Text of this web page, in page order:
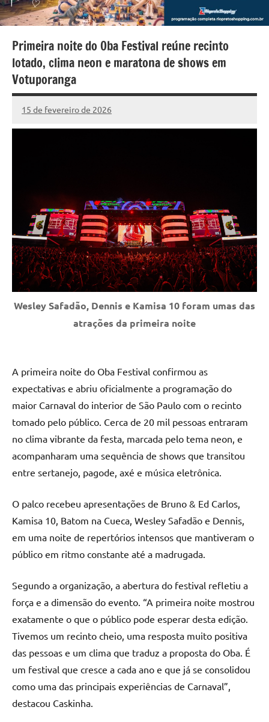
Primeira noite do Oba Festival reúne recinto
lotado, clima neon e maratona de shows em
Votuporanga
15 de fevereiro de 2026
Marcelo
Fachin
62
comentários
Wesley Safadão, Dennis e Kamisa 10 foram umas das
atrações da primeira noite
A primeira noite do Oba Festival confirmou as
expectativas e abriu oficialmente a programação do
maior Carnaval do interior de São Paulo com o recinto
tomado pelo público. Cerca de 20 mil pessoas entraram
no clima vibrante da festa, marcada pelo tema neon, e
acompanharam uma sequência de shows que transitou
entre sertanejo, pagode, axé e música eletrônica.
O palco recebeu apresentações de Bruno & Ed Carlos,
Kamisa 10, Batom na Cueca, Wesley Safadão e Dennis,
em uma noite de repertórios intensos que mantiveram o
público em ritmo constante até a madrugada.
Segundo a organização, a abertura do festival refletiu a
força e a dimensão do evento. “A primeira noite mostrou
exatamente o que o público pode esperar desta edição.
Tivemos um recinto cheio, uma resposta muito positiva
das pessoas e um clima que traduz a proposta do Oba. É
um festival que cresce a cada ano e que já se consolidou
como uma das principais experiências de Carnaval”,
destacou Caskinha.